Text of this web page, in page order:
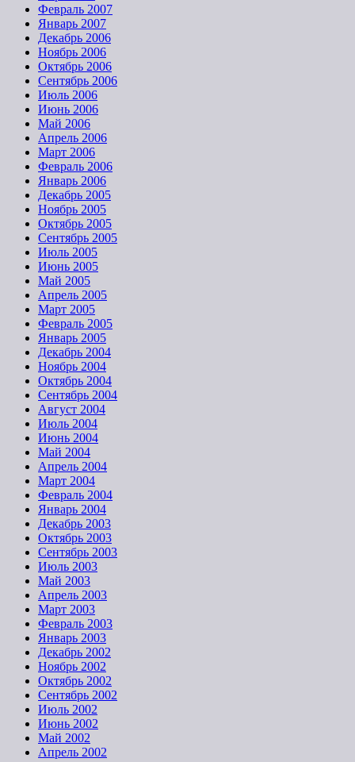
Февраль 2007
Январь 2007
Декабрь 2006
Ноябрь 2006
Октябрь 2006
Сентябрь 2006
Июль 2006
Июнь 2006
Май 2006
Апрель 2006
Март 2006
Февраль 2006
Январь 2006
Декабрь 2005
Ноябрь 2005
Октябрь 2005
Сентябрь 2005
Июль 2005
Июнь 2005
Май 2005
Апрель 2005
Март 2005
Февраль 2005
Январь 2005
Декабрь 2004
Ноябрь 2004
Октябрь 2004
Сентябрь 2004
Август 2004
Июль 2004
Июнь 2004
Май 2004
Апрель 2004
Март 2004
Февраль 2004
Январь 2004
Декабрь 2003
Октябрь 2003
Сентябрь 2003
Июль 2003
Май 2003
Апрель 2003
Март 2003
Февраль 2003
Январь 2003
Декабрь 2002
Ноябрь 2002
Октябрь 2002
Сентябрь 2002
Июль 2002
Июнь 2002
Май 2002
Апрель 2002